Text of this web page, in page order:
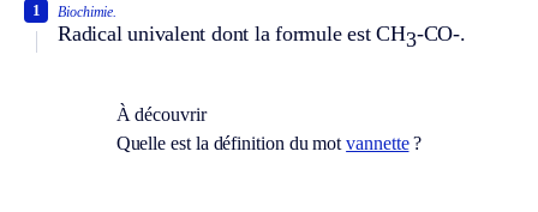
Biochimie.
Radical univalent dont la formule est CH3-CO-.
1
À découvrir
Quelle est la définition du motvannette?